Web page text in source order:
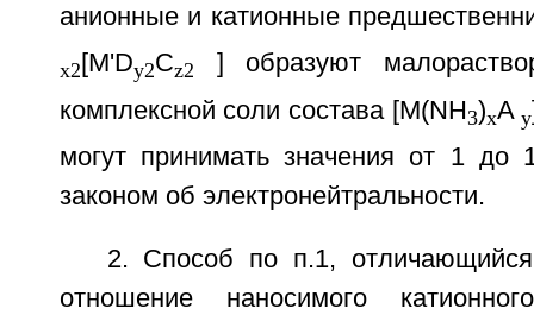
анионные и катионные
x2 [M'Dу2Cz2
] образуют
комплексной соли состава [М(NH3)хАу
могут принимать значения от 1 до
законом об электронейтральности.
2. Способ по п.1,
отношение наносимого